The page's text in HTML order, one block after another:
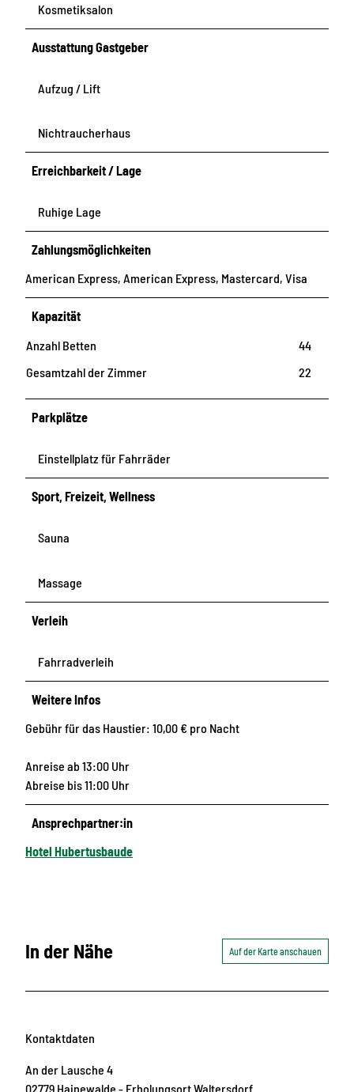
Kosmetiksalon
Ausstattung Gastgeber
Aufzug / Lift
Nichtraucherhaus
Erreichbarkeit / Lage
Ruhige Lage
Zahlungsmöglichkeiten
American Express, American Express, Mastercard, Visa
Kapazität
Anzahl Betten
44
Gesamtzahl der Zimmer
22
Parkplätze
Einstellplatz für Fahrräder
Sport, Freizeit, Wellness
Sauna
Massage
Verleih
Fahrradverleih
Weitere Infos
Gebühr für das Haustier: 10,00 € pro Nacht
Anreise ab 13:00 Uhr
Abreise bis 11:00 Uhr
Ansprechpartner:in
Hotel Hubertusbaude
In der Nähe Auf der Karte anschauen
Kontaktdaten
An der Lausche 4
02779 Hainewalde - Erholungsort Waltersdorf